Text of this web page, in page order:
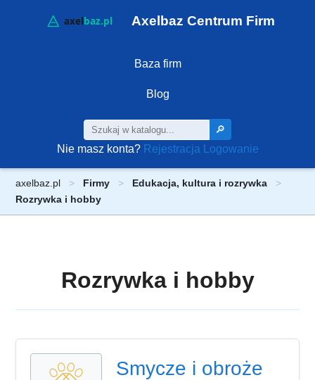
Axelbaz Centrum Firm
Baza firm
Blog
🔎
Nie masz konta? Rejestracja Logowanie
axelbaz.pl Firmy
Edukacja, kultura i rozrywka
Rozrywka i hobby
Rozrywka i hobby
Smycze i obroże